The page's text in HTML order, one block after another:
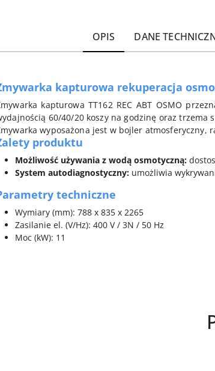
OPIS
DANE
kapturowa rekuperacja
kapturowa TT162 REC ABT OSMO
60/40/20 koszy na godzinę oraz
wyposażona jest w bojler
produktu
Możliwość używania z wodą osmotyczną:
System autodiagnostyczny: umożliwia
techniczne
Wymiary (mm): 788 x 835 x 2265
Zasilanie el. (V/Hz): 400 V / 3N / 50 Hz
Moc (kW): 11